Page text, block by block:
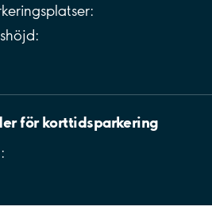
för korttidsparkering